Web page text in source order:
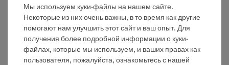
Медиа / Загрузки
Бесплатная доставка от 300,- €
Мы используем куки-файлы на нашем сайте.
Некоторые из них очень важны, в то время как другие
помогают нам улучшить этот сайт и ваш опыт. Для
получения более подробной информации о куки-
файлах, которые мы используем, и ваших правах как
пользователя, пожалуйста, ознакомьтесь с нашей